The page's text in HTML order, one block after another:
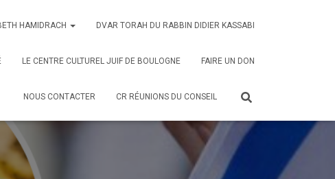
HAMIDRACH DVAR TORAH DU RABBIN DIDIER KASSABI
LE CENTRE CULTUREL JUIF DE BOULOGNE FAIRE UN DON
NOUS CONTACTER CR RÉUNIONS DU CONSEIL